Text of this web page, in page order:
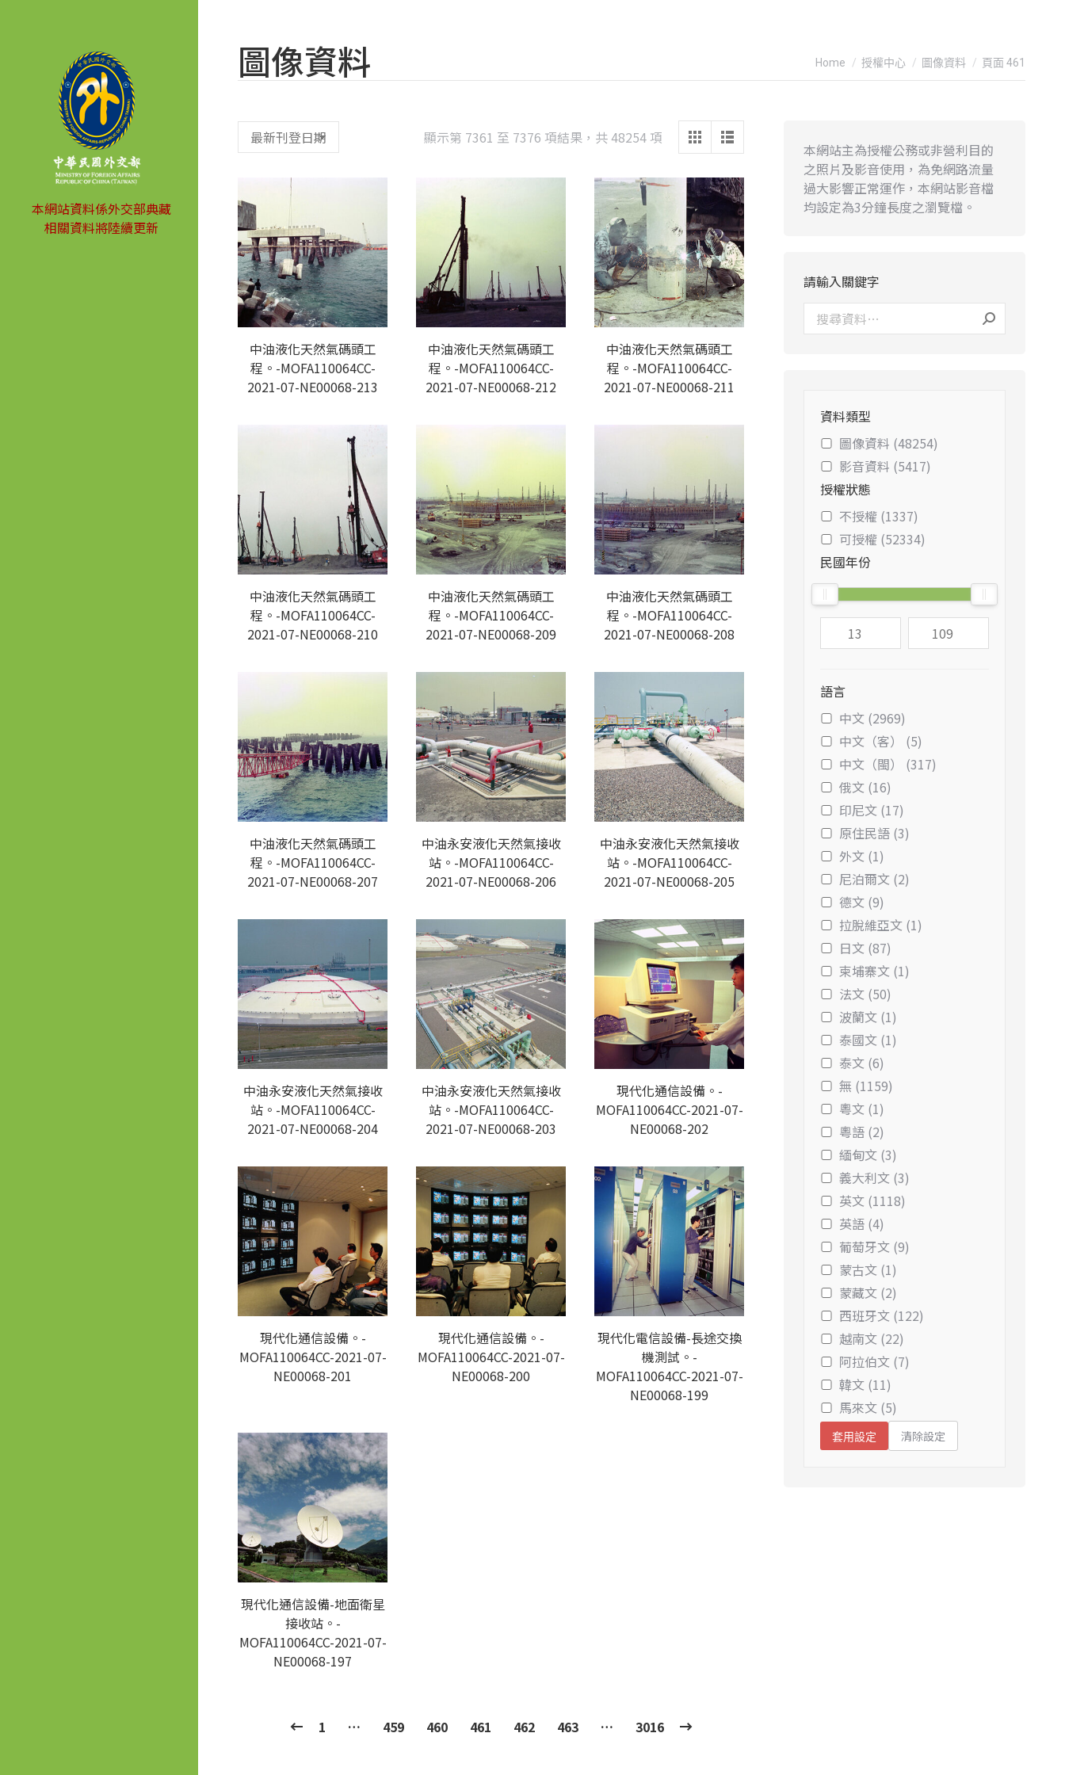
本網站資料係外交部典藏
相關資料將陸續更新
圖像資料 You are here:
Home 授權中心 圖像資料 頁面 461
顯示第 7361 至 7376 項結果，共 48254 項 Sorted
latest
中油液化天然氣碼頭工
程。-MOFA110064CC-
2021-07-NE00068-213
中油液化天然氣碼頭工
程。-MOFA110064CC-
2021-07-NE00068-212
中油液化天然氣碼頭工
程。-MOFA110064CC-
2021-07-NE00068-211
中油液化天然氣碼頭工
程。-MOFA110064CC-
2021-07-NE00068-210
中油液化天然氣碼頭工
程。-MOFA110064CC-
2021-07-NE00068-209
中油液化天然氣碼頭工
程。-MOFA110064CC-
2021-07-NE00068-208
中油液化天然氣碼頭工
程。-MOFA110064CC-
2021-07-NE00068-207
中油永安液化天然氣接收
站。-MOFA110064CC-
2021-07-NE00068-206
中油永安液化天然氣接收
站。-MOFA110064CC-
2021-07-NE00068-205
中油永安液化天然氣接收
站。-MOFA110064CC-
2021-07-NE00068-204
中油永安液化天然氣接收
站。-MOFA110064CC-
2021-07-NE00068-203
現代化通信設備。-
MOFA110064CC-2021-07-
NE00068-202
現代化通信設備。-
MOFA110064CC-2021-07-
NE00068-201
現代化通信設備。-
MOFA110064CC-2021-07-
NE00068-200
現代化電信設備-長途交換
機測試。-
MOFA110064CC-2021-07-
NE00068-199
現代化通信設備-地面衛星
接收站。-
MOFA110064CC-2021-07-
NE00068-197
1 … 459 460 461 462 463 … 3016
本網站主為授權公務或非營利目的
之照片及影音使用，為免網路流量
過大影響正常運作，本網站影音檔
均設定為3分鐘長度之瀏覽檔。
請輸入關鍵字
資料類型
圖像資料 (48254)
影音資料 (5417)
授權狀態
不授權 (1337)
可授權 (52334)
民國年份
語言
中文 (2969)
中文（客） (5)
中文（閩） (317)
俄文 (16)
印尼文 (17)
原住民語 (3)
外文 (1)
尼泊爾文 (2)
德文 (9)
拉脫維亞文 (1)
日文 (87)
柬埔寨文 (1)
法文 (50)
波蘭文 (1)
泰國文 (1)
泰文 (6)
無 (1159)
粵文 (1)
粵語 (2)
緬甸文 (3)
義大利文 (3)
英文 (1118)
英語 (4)
葡萄牙文 (9)
蒙古文 (1)
蒙藏文 (2)
西班牙文 (122)
越南文 (22)
阿拉伯文 (7)
韓文 (11)
馬來文 (5)
套用設定 清除設定